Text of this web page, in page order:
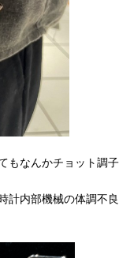
もなんかチョット調子
計内部機械の体調不良